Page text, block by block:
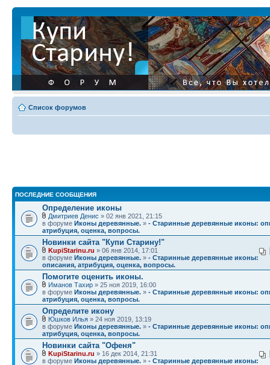
Список форумов
ПОСЛЕДНИЕ СООБЩЕНИЯ
Определение иконы
Дмитриев Денис » 02 янв 2021, 21:15
в форуме Иконы деревянные. » - Старинные деревянные иконы:
атрибуция, оценка, вопросы.
Новинки сайта "Купи Старину!"
KupiStarinu.ru » 06 янв 2014, 17:01
в форуме Иконы деревянные. » - Старинные деревянные иконы:
описания, атрибуция, оценка, вопросы.
Помогите оценить иконы.
Иманов Тахир » 25 ноя 2019, 16:00
в форуме Иконы деревянные. » - Старинные деревянные иконы:
атрибуция, оценка, вопросы.
Определите икону
Юшков Илья » 24 ноя 2019, 13:19
в форуме Иконы деревянные. » - Старинные деревянные иконы:
атрибуция, оценка, вопросы.
Новинки сайта "Офеня"
KupiStarinu.ru » 16 дек 2014, 21:31
в форуме Иконы деревянные. » - Старинные деревянные иконы: